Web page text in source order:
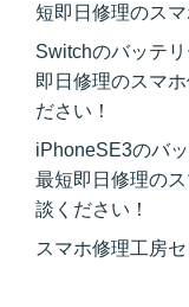
短即日修理のス
Switchのバッテ
即日修理のスマ
ださい！
iPhoneSE3のバ
最短即日修理の
談ください！
スマホ修理工房